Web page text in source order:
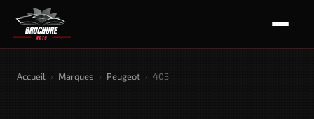
Accueil › Marques › Peugeot › 403